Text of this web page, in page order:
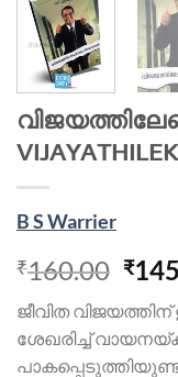
B S Warrier
₹160.00 ₹
ജീവിത
ശേഖരിച്ച്